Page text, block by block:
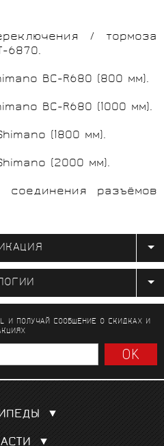
/ тормоза
6870.
BC-R680 (800 мм).
BC-R680 (1000 мм).
(1800 мм).
(2000 мм).
разъёмов
И ПОЛУЧАЙ СООБЩЕНИЕО СКИДКАХ И